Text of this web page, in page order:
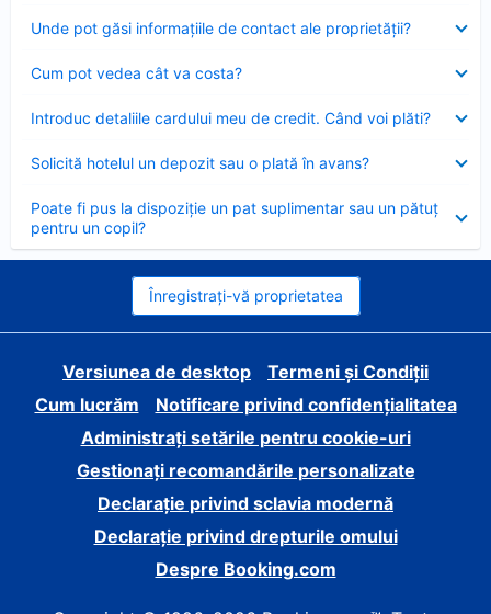
Unde pot găsi informațiile de contact ale proprietății?
închis
Cum pot vedea cât va costa?
închis
Introduc detaliile cardului meu de credit. Când voi plăti?
închis
Solicită hotelul un depozit sau o plată în avans?
închis
Poate fi pus la dispoziție un pat suplimentar sau un pătuț
pentru un copil?
închis
Înregistrați-vă proprietatea
Versiunea de desktop
Termeni și Condiții
Cum lucrăm
Notificare privind confidențialitatea
Administrați setările pentru cookie-uri
Gestionați recomandările personalizate
Declarație privind sclavia modernă
Declarație privind drepturile omului
Despre Booking.com